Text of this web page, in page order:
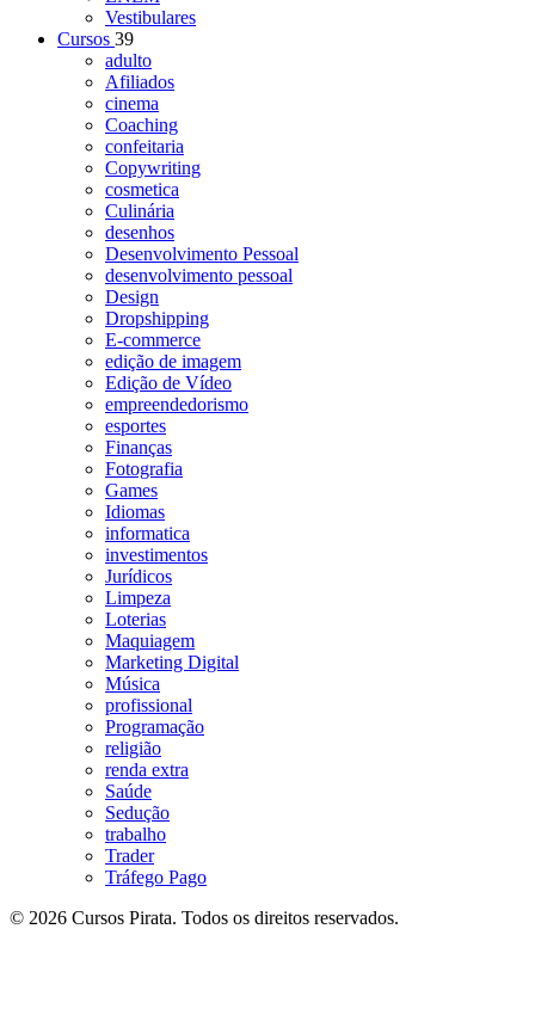
Vestibulares
Cursos 39
adulto
Afiliados
cinema
Coaching
confeitaria
Copywriting
cosmetica
Culinária
desenhos
Desenvolvimento Pessoal
desenvolvimento pessoal
Design
Dropshipping
E-commerce
edição de imagem
Edição de Vídeo
empreendedorismo
esportes
Finanças
Fotografia
Games
Idiomas
informatica
investimentos
Jurídicos
Limpeza
Loterias
Maquiagem
Marketing Digital
Música
profissional
Programação
religião
renda extra
Saúde
Sedução
trabalho
Trader
Tráfego Pago
© 2026 Cursos Pirata. Todos os direitos reservados.